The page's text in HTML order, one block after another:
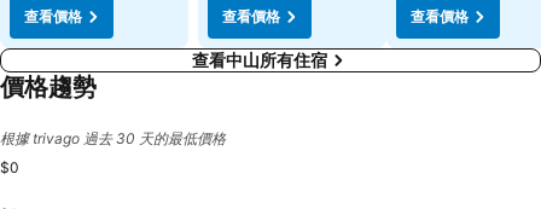
查看價格
查看價格
查看價格
查看中山所有住宿
價格趨勢
根據 trivago 過去 30 天的最低價格
$0